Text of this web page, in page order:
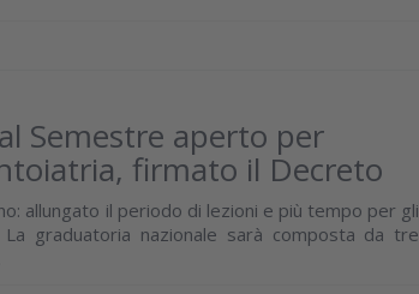
Semestre aperto per
firmato il Decreto
allungato il periodo di lezioni e più tempo per gli
graduatoria nazionale sarà composta da tre